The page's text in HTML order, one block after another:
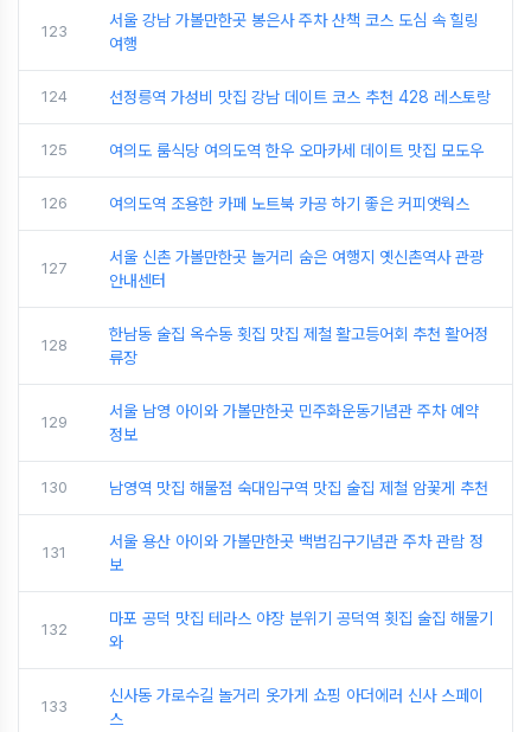
123
서울 강남 가볼만한곳 봉은사 주차 산책 코스 도심 속 힐링
여행
124 선정릉역 가성비 맛집 강남 데이트 코스 추천 428 레스토랑
125 여의도 룸식당 여의도역 한우 오마카세 데이트 맛집 모도우
126 여의도역 조용한 카페 노트북 카공 하기 좋은 커피앳웍스
127
서울 신촌 가볼만한곳 놀거리 숨은 여행지 옛신촌역사 관광
안내센터
128
한남동 술집 옥수동 횟집 맛집 제철 활고등어회 추천 활어정
류장
129
서울 남영 아이와 가볼만한곳 민주화운동기념관 주차 예약
정보
130 남영역 맛집 해물점 숙대입구역 맛집 술집 제철 암꽃게 추천
131
서울 용산 아이와 가볼만한곳 백범김구기념관 주차 관람 정
보
132
마포 공덕 맛집 테라스 야장 분위기 공덕역 횟집 술집 해물기
와
133
신사동 가로수길 놀거리 옷가게 쇼핑 아더에러 신사 스페이
스